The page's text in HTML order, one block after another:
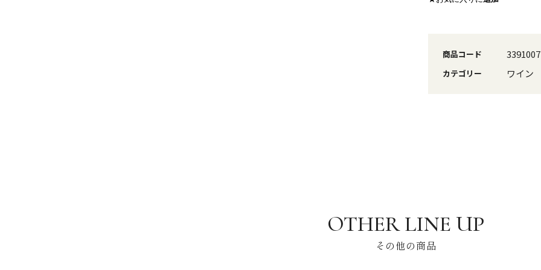
商品コード 3391007
カテゴリー ワイン
その他の商品